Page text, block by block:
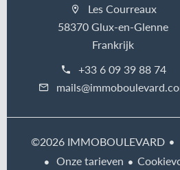
Les Courreaux
58370 Glux-en-Glenne
Frankrijk
+33 6 09 39 88 74
©2026 IMMOBOULEVARD
Onze tarieven